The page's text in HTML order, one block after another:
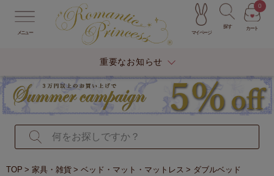
メニュー マイページ
探す カート
0
重要なお知らせ
TOP 家具・雑貨 ベッド・マット・マットレス ダブルベッド